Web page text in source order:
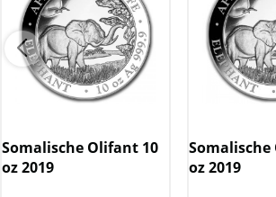
BTW
Dit product is vrijgesteld van btw.
Somalische Olifant 10
oz 2019
oz 2019